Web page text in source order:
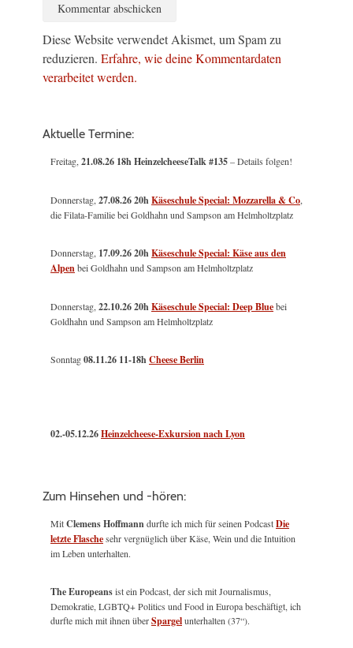
Diese Website verwendet Akismet, um Spam zu
reduzieren. Erfahre, wie deine Kommentardaten
verarbeitet werden.
Aktuelle Termine:
Freitag, 21.08.26 18h HeinzelcheeseTalk #135– Details folgen!
Donnerstag, 27.08.26 20hKäseschule Special: Mozzarella & Co
die Filata-Familie bei Goldhahn und Sampson am Helmholtzplatz
Donnerstag, 17.09.26 20hKäseschule Special: Käse aus den
Alpenbei Goldhahn und Sampson am Helmholtzplatz
Donnerstag, 22.10.26 20hKäseschule Special: Deep Bluebei
Goldhahn und Sampson am Helmholtzplatz
Sonntag08.11.26 11-18hCheese Berlin
02.-05.12.26Heinzelcheese-Exkursion nach Lyon
Zum Hinsehen und -hören:
MitClemens Hoffmanndurfte ich mich für seinen PodcastDie
letzte Flaschesehr vergnüglich über Käse, Wein und die Intuition
im Leben unterhalten.
The Europeansist ein Podcast, der sich mit Journalismus,
Demokratie, LGBTQ+ Politics und Food in Europa beschäftigt, ich
durfte mich mit ihnen überSpargelunterhalten (37“).